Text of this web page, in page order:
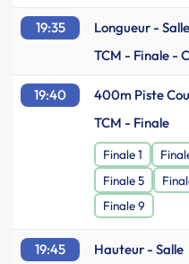
19:35 Longueur - Salle
TCM - Finale -
19:40 400m Piste
TCM - Finale
Finale 1
Finale 5
Finale 9
19:45 Hauteur - Salle